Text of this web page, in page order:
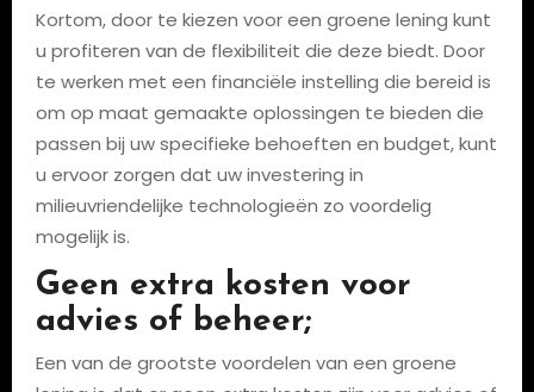
Kortom, door te kiezen voor een groene lening kunt
u profiteren van de flexibiliteit die deze biedt. Door
te werken met een financiële instelling die bereid is
om op maat gemaakte oplossingen te bieden die
passen bij uw specifieke behoeften en budget, kunt
u ervoor zorgen dat uw investering in
milieuvriendelijke technologieën zo voordelig
mogelijk is.
Geen extra kosten voor
advies of beheer;
Een van de grootste voordelen van een groene